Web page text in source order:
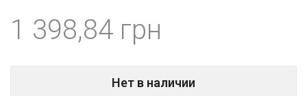
1 398,84
Нет в наличии